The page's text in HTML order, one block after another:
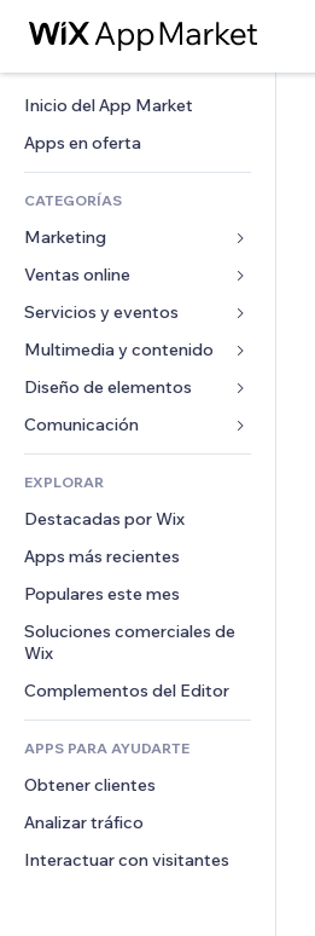
Inicio del App Market
Apps en oferta
CATEGORÍAS
Marketing
Anuncios
Móvil
Analíticas
Anuncios del sitio
Email
Ventas online
Apps para tiendas
Envíos y entregas
Botones de venta
Contabilidad
Cupones y fidelización
Almacenamiento de mercancía
Crowdfunding
Alimentos y bebidas
Servicios y eventos
Hoteles
Eventos
Restaurantes
Inmobiliarias
Reservas
Multimedia y contenido
Galerías
Música
Pódcast
Fotografía
Video
PDF
Compartir archivos
Noticias
Servicios de contenido
Efectos de texto
Diseño de elementos
Mapas y navegación
Privacidad y seguridad
Reloj
Plantillas para páginas
Efectos de imágenes
Botones y menús
Banners e insignias
Calculadoras
Buscar
Formularios
Encuestas
Chat
Comentarios
Teléfono
Comunidad
Reseñas y testimonios
EXPLORAR
Destacadas por Wix
Apps más recientes
Populares este mes
Soluciones comerciales de
Wix
Complementos del Editor
APPS PARA AYUDARTE
Obtener clientes
Analizar tráfico
Interactuar con visitantes